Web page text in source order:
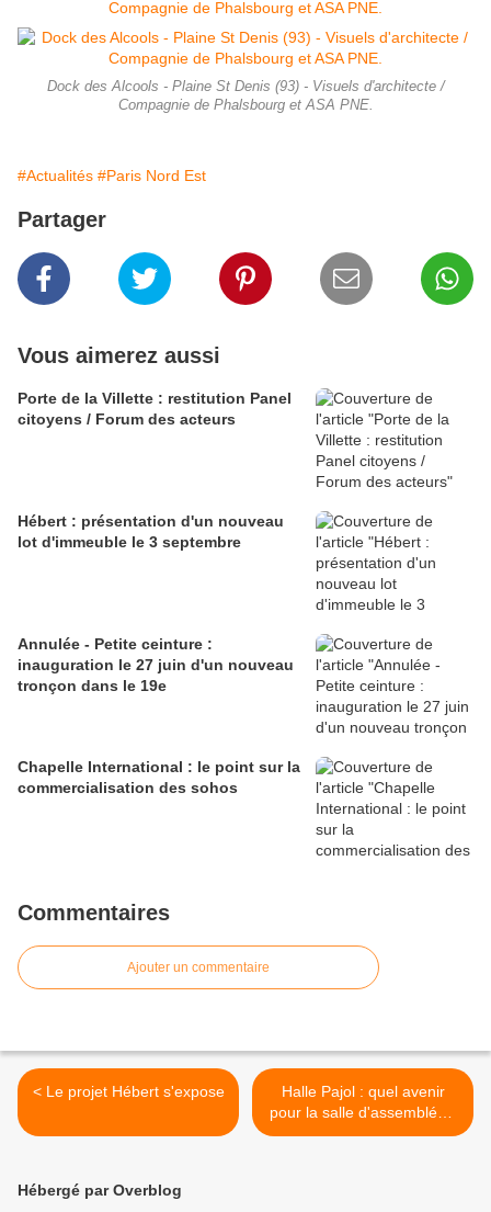
Dock des Alcools - Plaine St Denis (93) - Visuels d'architecte /
Compagnie de Phalsbourg et ASA PNE.
#Actualités #Paris Nord Est
Partager
Vous aimerez aussi
Porte de la Villette : restitution Panel
citoyens / Forum des acteurs
Hébert : présentation d'un nouveau
lot d'immeuble le 3 septembre
Annulée - Petite ceinture :
inauguration le 27 juin d'un nouveau
tronçon dans le 19e
Chapelle International : le point sur la
commercialisation des sohos
Commentaires
Ajouter un commentaire
< Le projet Hébert s'expose
Halle Pajol : quel avenir
pour la salle d'assemblée -
spectacle République ? >
Hébergé par Overblog